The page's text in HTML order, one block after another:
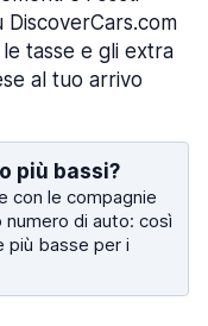
tasse e gli extra
al tuo arrivo
più bassi?
con le compagnie
di auto: così
più basse per i